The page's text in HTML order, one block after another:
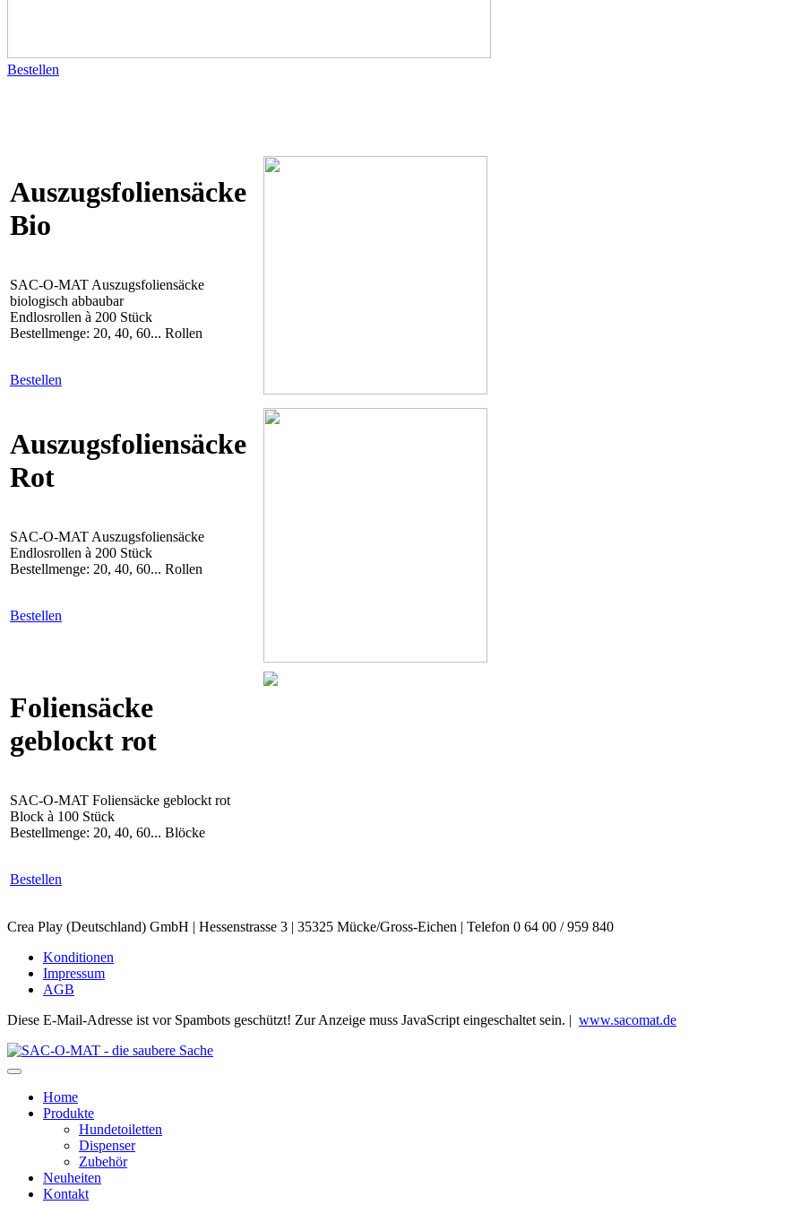
Bestellen
Auszugsfoliensäcke
Bio
SAC-O-MAT Auszugsfoliensäcke
biologisch abbaubar
Endlosrollen à 200 Stück
Bestellmenge: 20, 40, 60... Rollen
Bestellen
Auszugsfoliensäcke
Rot
SAC-O-MAT Auszugsfoliensäcke
Endlosrollen à 200 Stück
Bestellmenge: 20, 40, 60... Rollen
Bestellen
Foliensäcke
geblockt rot
SAC-O-MAT Foliensäcke geblockt rot
Block à 100 Stück
Bestellmenge: 20, 40, 60... Blöcke
Bestellen
Crea Play (Deutschland) GmbH | Hessenstrasse 3 | 35325 Mücke/Gross-Eichen | Telefon 0 64 00 / 959 840
Konditionen
Impressum
AGB
Diese E-Mail-Adresse ist vor Spambots geschützt! Zur Anzeige muss JavaScript eingeschaltet sein. | www.sacomat.de
Home
Produkte
Hundetoiletten
Dispenser
Zubehör
Neuheiten
Kontakt